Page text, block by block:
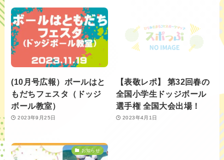
(10月号広報）ボールはと
もだちフェスタ（ドッジ
ボール教室）
2023年9月25日
【表敬レポ】 第32回春の
全国小学生ドッジボール
選手権 全国大会出場！
2023年4月1日
お知らせ